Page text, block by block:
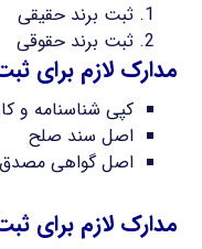
ثبت برند حقیقی
ثبت برند حقوقی
مدارک لازم برای
کپی شناسنامه
اصل سند صلح
اصل گواهی
مدارک لازم برای